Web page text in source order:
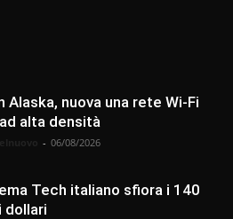
Alaska, nuova una rete Wi-Fi
alta densità
- 06/08/2026
Tech italiano sfiora i 140
dollari